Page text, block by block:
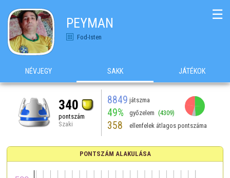
PEYMAN
Fod-Isten
☰
NÉVJEGY SAKK JÁTÉKOK
340
pontszám
Szaki
8849 játszma
49% győzelem (4309)
358 ellenfelek átlagos pontszáma
PONTSZÁM ALAKULÁSA